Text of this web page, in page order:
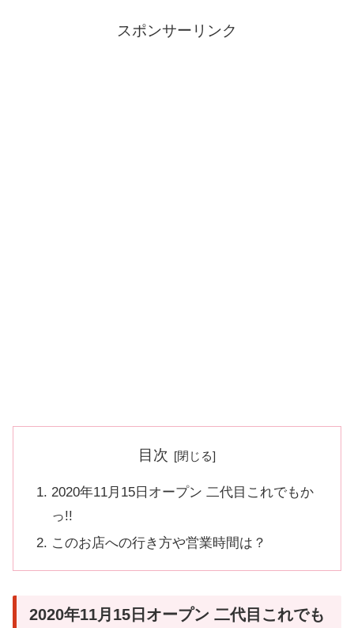
スポンサーリンク
目次
2020年11月15日オープン 二代目これでもか
っ!!
このお店への行き方や営業時間は？
2020年11月15日オープン 二代目これでも